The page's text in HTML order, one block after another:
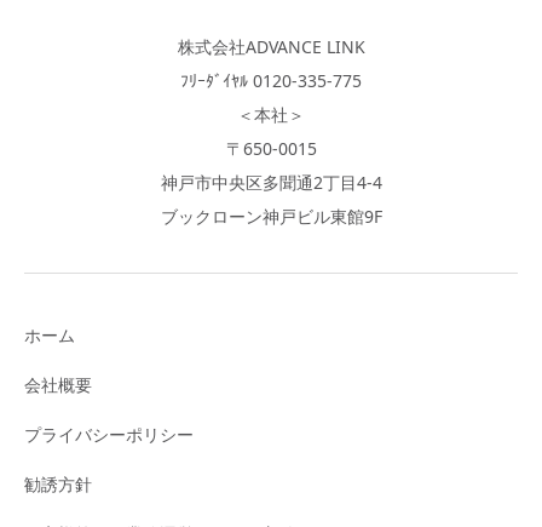
株式会社ADVANCE LINK
ﾌﾘｰﾀﾞｲﾔﾙ 0120-335-775
＜本社＞
〒650-0015
神戸市中央区多聞通2丁目4-4
ブックローン神戸ビル東館9F
ホーム
会社概要
プライバシーポリシー
勧誘方針